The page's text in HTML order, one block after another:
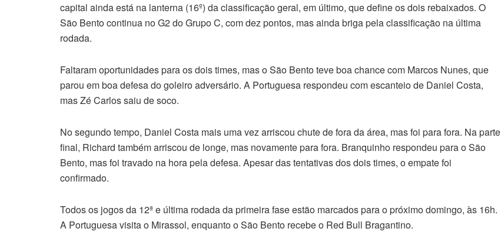
capital ainda está na lanterna (16º) da classificação geral, em último, que define os dois rebaixados. O
São Bento continua no G2 do Grupo C, com dez pontos, mas ainda briga pela classificação na última
rodada.
Faltaram oportunidades para os dois times, mas o São Bento teve boa chance com Marcos Nunes, que
parou em boa defesa do goleiro adversário. A Portuguesa respondeu com escanteio de Daniel Costa,
mas Zé Carlos saiu de soco.
No segundo tempo, Daniel Costa mais uma vez arriscou chute de fora da área, mas foi para fora. Na parte
final, Richard também arriscou de longe, mas novamente para fora. Branquinho respondeu para o São
Bento, mas foi travado na hora pela defesa. Apesar das tentativas dos dois times, o empate foi
confirmado.
Todos os jogos da 12ª e última rodada da primeira fase estão marcados para o próximo domingo, às 16h.
A Portuguesa visita o Mirassol, enquanto o São Bento recebe o Red Bull Bragantino.